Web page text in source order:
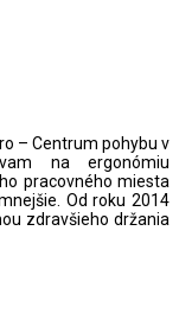
– Centrum pohybu v
na ergonómiu
pracovného miesta
Od roku 2014
zdravšieho držania